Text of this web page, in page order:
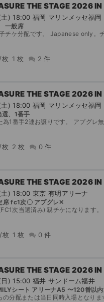
THE STAGE 2026
) 18:00 福岡 マリンメッセ福岡
一般席
only。チケットは分配可能になり次第お送りします。 買い手様都合によるキ
枚 1 枚 2 件
THE STAGE 2026
) 18:00 福岡 マリンメッセ福岡
選、1番手
為1番手2連お譲りです。 アプグレ
枚 2 枚 0 件
THE STAGE 2026
) 18:00 東京 有明アリーナ
席 fc1次〇 アプグレ‪✕‬
ります。 ・購入前1度コメントにて内容のご確認できると嬉しいです ・ログイン情報でのお譲
枚 1 枚 0 件
THE STAGE 2026
) 15:00 福井 サンドーム福井
シート アリーナA5 〜120番以
なります。実際の座席を確認する為座席選択にお時間頂く場合がございます。 ※チケット分配にFC認証